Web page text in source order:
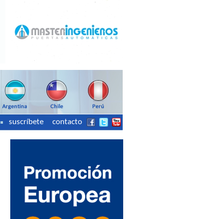
suscríbete contacto